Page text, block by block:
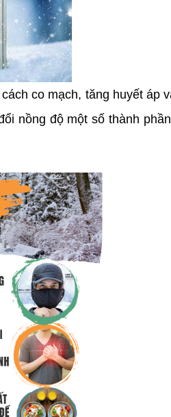
co mạch, tăng huyết áp
nồng độ một số thành